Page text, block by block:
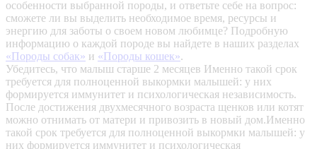
особенности выбранной породы, и ответьте себе на вопрос:
сможете ли вы выделить необходимое время, ресурсы и
энергию для заботы о своем новом любимце? Подробную
информацию о каждой породе вы найдете в наших разделах
«Породы собак» и «Породы кошек».
Убедитесь, что малыш старше 2 месяцев Именно такой срок
требуется для полноценной выкормки малышей: у них
формируется иммунитет и психологическая независимость.
После достижения двухмесячного возраста щенков или котят
можно отнимать от матери и привозить в новый дом.Именно
такой срок требуется для полноценной выкормки малышей: у
них формируется иммунитет и психологическая